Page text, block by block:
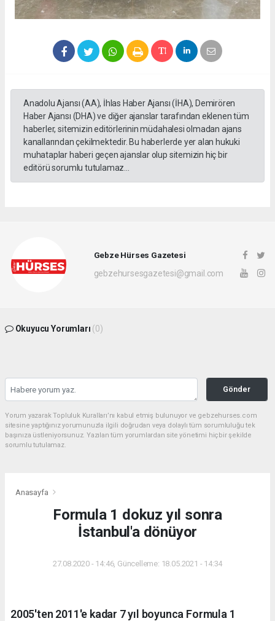
Anadolu Ajansı (AA), İhlas Haber Ajansı (İHA), Demirören
Haber Ajansı (DHA) ve diğer ajanslar tarafından eklenen tüm
haberler, sitemizin editörlerinin müdahalesi olmadan ajans
kanallarından çekilmektedir. Bu haberlerde yer alan hukuki
muhataplar haberi geçen ajanslar olup sitemizin hiç bir
editörü sorumlu tutulamaz...
Gebze Hürses Gazetesi
gebzehursesgazetesi@gmail.com
Okuyucu Yorumları (0)
Gönder
Yorum yazarak Topluluk Kuralları’nı kabul etmiş bulunuyor ve gebzehurses.com
sitesine yaptığınız yorumunuzla ilgili doğrudan veya dolaylı tüm sorumluluğu tek
başınıza üstleniyorsunuz. Yazılan tüm yorumlardan site yönetimi hiçbir şekilde
sorumlu tutulamaz.
Anasayfa
Formula 1 dokuz yıl sonra
İstanbul'a dönüyor
27.08.2020 - 14:46, Güncelleme: 18.05.2021 - 14:34
2005'ten 2011'e kadar 7 yıl boyunca Formula 1